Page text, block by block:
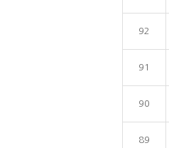
92
91
90
89